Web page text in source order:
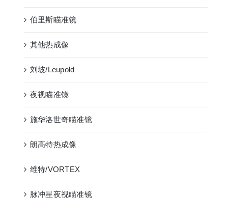
伯里斯瞄准镜
其他热成像
刘坡/Leupold
夜视瞄准镜
施华洛世奇瞄准镜
朗高特热成像
维特/VORTEX
脉冲星夜视瞄准镜